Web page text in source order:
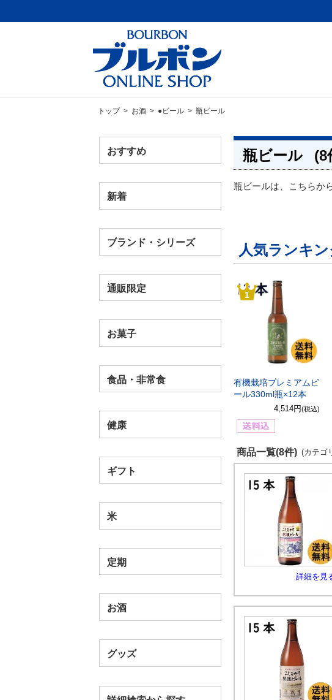
トップ> お酒> ●ビール> 瓶ビール
おすすめ
新着
ブランド・シリーズ
通販限定
お菓子
食品・非常食
健康
ギフト
米
定期
お酒
グッズ
瓶ビール (8
瓶ビールは、こちらか
人気ランキ
1
有機栽培プレミアムビ
ール330ml瓶×12本
4,514円(税込)
商品一覧(8件) (カテゴ
詳細を見